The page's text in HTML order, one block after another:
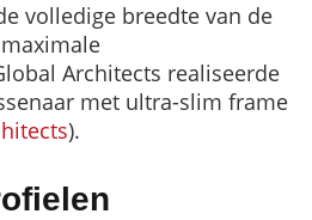
volledige breedte van de
Architects realiseerde
met ultra-slim frame
).